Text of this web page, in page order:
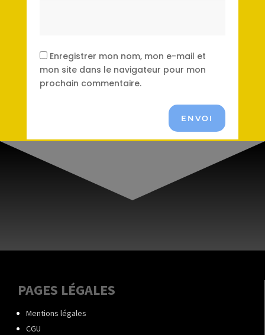
Enregistrer mon nom, mon e-mail et
mon site dans le navigateur pour mon
prochain commentaire.
ENVOI
PAGES LÉGALES
Mentions légales
CGU